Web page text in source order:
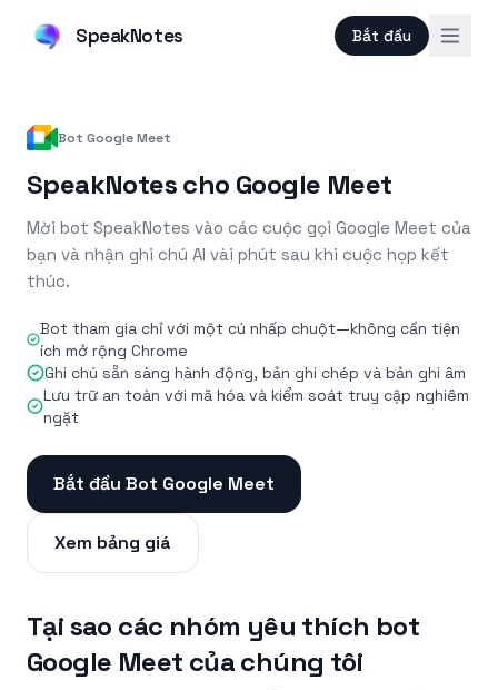
SpeakNotes Bắt đầu
Bot Google Meet
SpeakNotes cho Google Meet
Mời bot SpeakNotes vào các cuộc gọi Google Meet của
bạn và nhận ghi chú AI vài phút sau khi cuộc họp kết
thúc.
Bot tham gia chỉ với một cú nhấp chuột—không cần tiện
ích mở rộng Chrome
Ghi chú sẵn sàng hành động, bản ghi chép và bản ghi âm
Lưu trữ an toàn với mã hóa và kiểm soát truy cập nghiêm
ngặt
Bắt đầu Bot Google Meet
Xem bảng giá
Tại sao các nhóm yêu thích bot
Google Meet của chúng tôi